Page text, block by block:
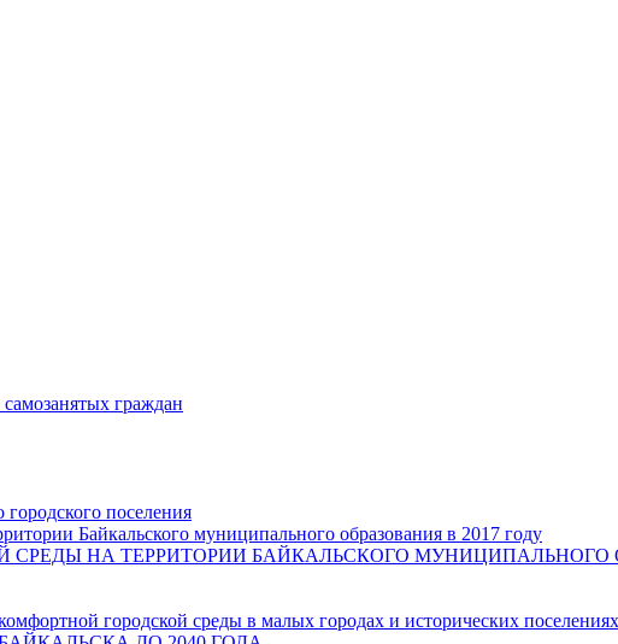
граждан
поселения
Байкальского муниципального образования в 2017 году
НА ТЕРРИТОРИИ БАЙКАЛЬСКОГО МУНИЦИПАЛЬНОГО
городской среды в малых городах и исторических поселениях